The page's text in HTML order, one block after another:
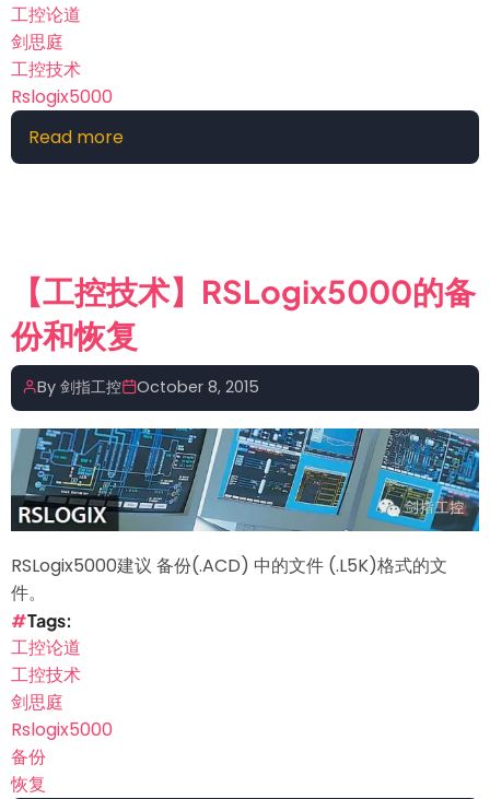
工控论道
剑思庭
工控技术
Rslogix5000
Read more
【工
RSlogix5000
的
文
件
结
构
【工控技术】RSLogix5000的备
份和恢复
By 剑指工控 October 8, 2015
RSLogix5000建议 备份(.ACD) 中的文件 (.L5K)格式的文
件。
Tags
工控论道
工控技术
剑思庭
Rslogix5000
备份
恢复